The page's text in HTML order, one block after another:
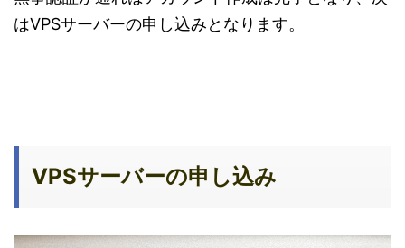
はVPSサーバーの申し込みとなります。
VPSサーバーの申し込み